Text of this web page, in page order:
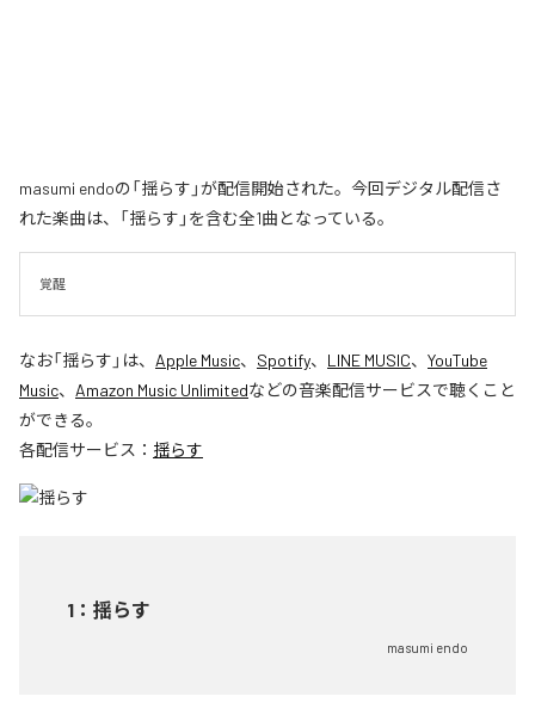
masumi endoの「揺らす」が配信開始された。今回デジタル配信さ
れた楽曲は、「揺らす」を含む全1曲となっている。
覚醒
なお「揺らす 」は、 Apple Music、 Spotify、 LINE MUSIC、 YouTube
Music、 Amazon Music Unlimitedなどの音楽配信サービスで聴くこと
ができる。
各配信サービス： 揺らす
1 ： 揺らす
masumi endo